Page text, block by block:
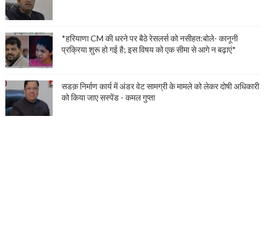
*हरियाणा CM की धरने पर बैठे रेसलर्स को नसीहत:बोले- कानूनी
प्रक्रिया शुरू हो गई है; इस विषय को एक सीमा से आगे न बढ़ाएं*
सडक़ निर्माण कार्य में अंडर वेट सामग्री के मामले को लेकर दोषी अधिकारी
को किया जाए सस्पेंड - कमल गुप्ता